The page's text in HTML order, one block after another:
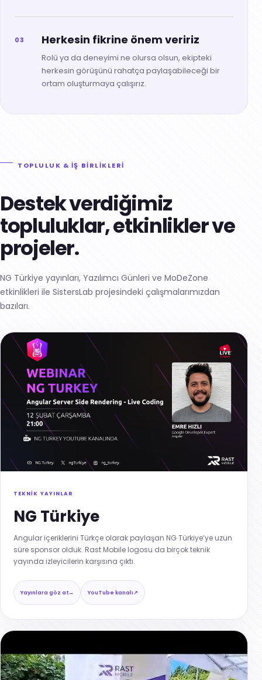
03 Herkesin fikrine önem veririz
Rolü ya da deneyimi ne olursa olsun, ekipteki
herkesin görüşünü rahatça paylaşabileceği bir
ortam oluşturmaya çalışırız.
TOPLULUK & İŞ BİRLİKLERİ
Destek verdiğimiz
topluluklar, etkinlikler ve
projeler.
NG Türkiye yayınları, Yazılımcı Günleri ve MoDeZone
etkinlikleri ile SistersLab projesindeki çalışmalarımızdan
bazıları.
TEKNİK YAYINLAR
NG Türkiye
Angular içeriklerini Türkçe olarak paylaşan NG Türkiye’ye uzun
süre sponsor olduk. Rast Mobile logosu da birçok teknik
yayında izleyicilerin karşısına çıktı.
Yayınlara göz at→ YouTube kanalı↗